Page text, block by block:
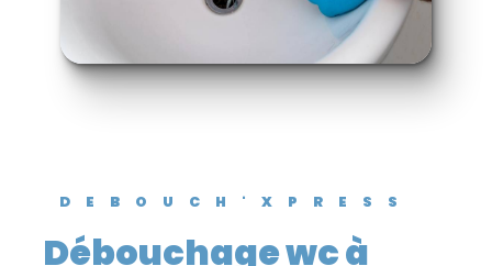
DEBOUCH'XPRESS
débouchage wc à